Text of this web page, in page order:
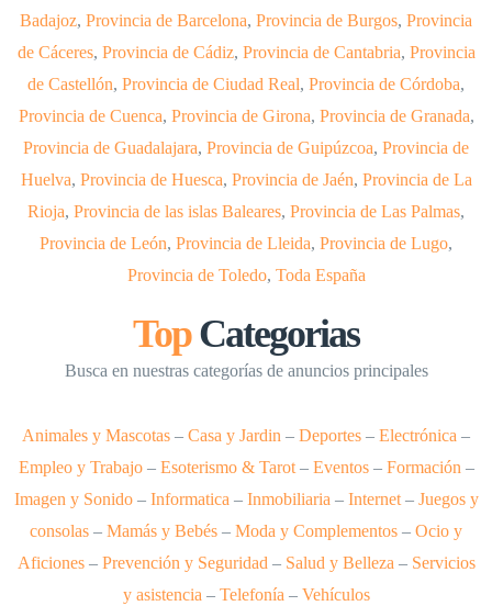
Badajoz, Provincia de Barcelona, Provincia de Burgos, Provincia
de Cáceres, Provincia de Cádiz, Provincia de Cantabria, Provincia
de Castellón, Provincia de Ciudad Real, Provincia de Córdoba,
Provincia de Cuenca, Provincia de Girona, Provincia de Granada,
Provincia de Guadalajara, Provincia de Guipúzcoa, Provincia de
Huelva, Provincia de Huesca, Provincia de Jaén, Provincia de La
Rioja, Provincia de las islas Baleares, Provincia de Las Palmas,
Provincia de León, Provincia de Lleida, Provincia de Lugo,
Provincia de Toledo, Toda España
TopCategorias
Busca en nuestras categorías de anuncios principales
Animales y Mascotas – Casa y Jardin – Deportes – Electrónica –
Empleo y Trabajo– Esoterismo & Tarot– Eventos– Formación –
Imagen y Sonido– Informatica – Inmobiliaria – Internet– Juegos y
consolas – Mamás y Bebés – Moda y Complementos – Ocio y
Aficiones– Prevención y Seguridad – Salud y Belleza – Servicios
y asistencia – Telefonía – Vehículos